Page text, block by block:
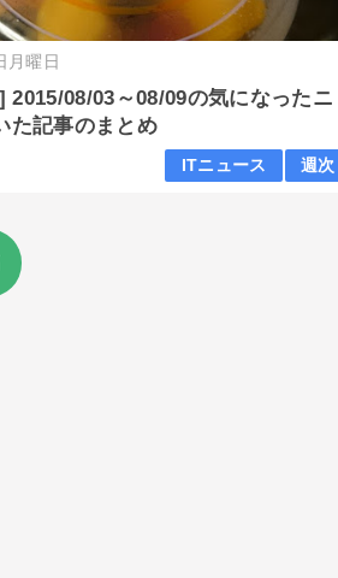
月曜日
2015/08/03～08/09の気になったニ
た記事のまとめ
ITニュース 週次